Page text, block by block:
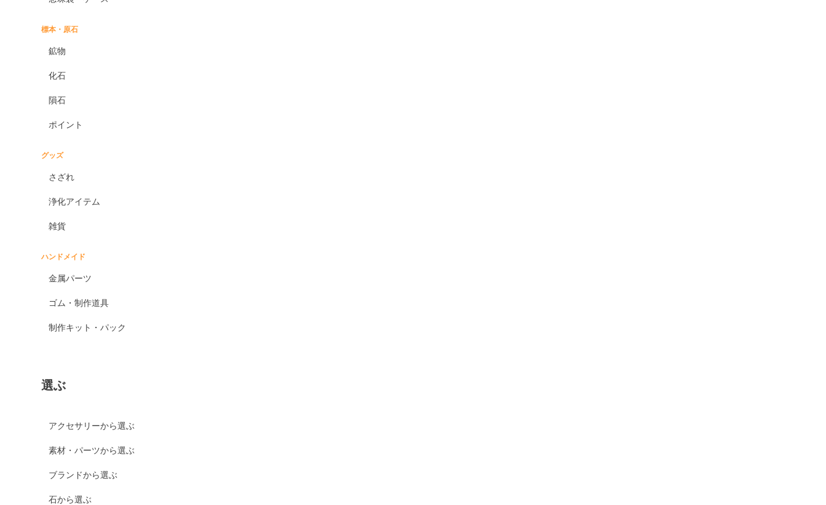
標本・原石
鉱物
化石
隕石
ポイント
グッズ
さざれ
浄化アイテム
雑貨
ハンドメイド
金属パーツ
ゴム・制作道具
制作キット・パック
選ぶ
アクセサリーから選ぶ
素材・パーツから選ぶ
ブランドから選ぶ
石から選ぶ